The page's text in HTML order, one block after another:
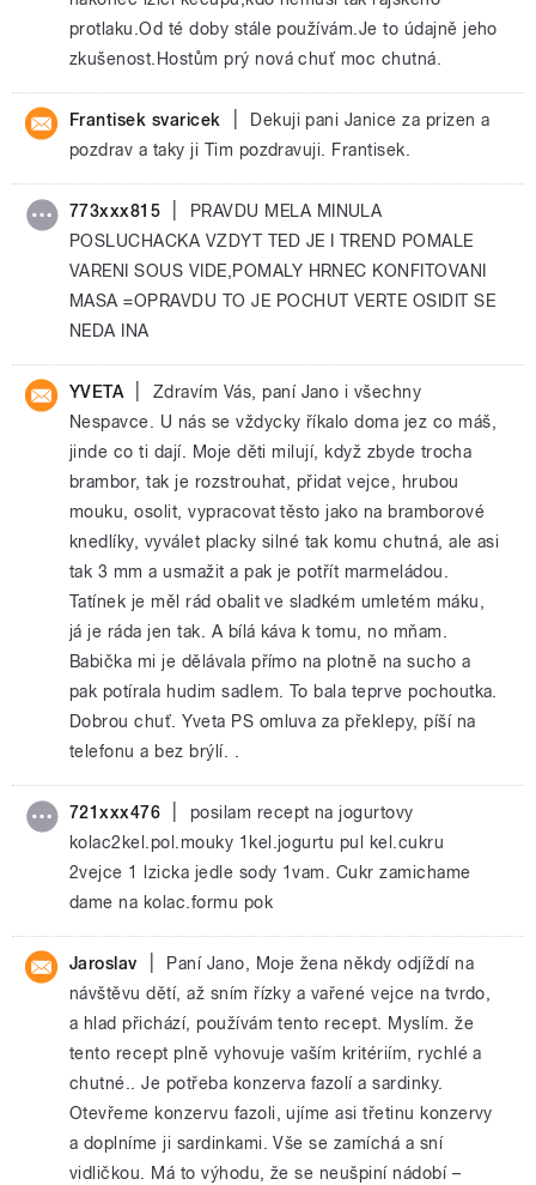
protlaku.Od té doby stále používám.Je to údajně jeho
zkušenost.Hostům prý nová chuť moc chutná.
Frantisek svaricek
Dekuji pani Janice za prizen a
pozdrav a taky ji Tim pozdravuji. Frantisek.
773xxx815
PRAVDU MELA MINULA
POSLUCHACKA VZDYT TED JE I TREND POMALE
VARENI SOUS VIDE,POMALY HRNEC KONFITOVANI
MASA =OPRAVDU TO JE POCHUT VERTE OSIDIT SE
NEDA INA
YVETA
Zdravím Vás, paní Jano i všechny
Nespavce. U nás se vždycky říkalo doma jez co máš,
jinde co ti dají. Moje děti milují, když zbyde trocha
brambor, tak je rozstrouhat, přidat vejce, hrubou
mouku, osolit, vypracovat těsto jako na bramborové
knedlíky, vyválet placky silné tak komu chutná, ale asi
tak 3 mm a usmažit a pak je potřít marmeládou.
Tatínek je měl rád obalit ve sladkém umletém máku,
já je ráda jen tak. A bílá káva k tomu, no mňam.
Babička mi je dělávala přímo na plotně na sucho a
pak potírala hudim sadlem. To bala teprve pochoutka.
Dobrou chuť. Yveta PS omluva za překlepy, píší na
telefonu a bez brýlí. .
721xxx476
posilam recept na jogurtovy
kolac2kel.pol.mouky 1kel.jogurtu pul kel.cukru
2vejce 1 lzicka jedle sody 1vam. Cukr zamichame
dame na kolac.formu pok
Jaroslav
Paní Jano, Moje žena někdy odjíždí na
návštěvu dětí, až sním řízky a vařené vejce na tvrdo,
a hlad přichází, používám tento recept. Myslím. že
tento recept plně vyhovuje vaším kritériím, rychlé a
chutné.. Je potřeba konzerva fazolí a sardinky.
Otevřeme konzervu fazoli, ujíme asi třetinu konzervy
a doplníme ji sardinkami. Vše se zamíchá a sní
vidličkou. Má to výhodu, že se neušpiní nádobí –